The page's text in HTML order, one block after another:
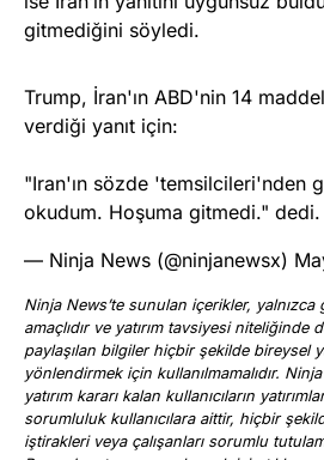
gitmediğini söyledi.
Trump, İran'ın ABD'nin 14
verdiği yanıt için:
"Iran'ın sözde 'temsilcileri'nden
okudum. Hoşuma gitmedi." dedi.
— Ninja News (@ninjanewsx)
Ninja News’te sunulan içerikler,
amaçlıdır ve yatırım tavsiyesi niteliğinde
paylaşılan bilgiler hiçbir şekilde bireysel
yönlendirmek için kullanılmamalıdır.
yatırım kararı kalan kullanıcıların
sorumluluk kullanıcılara aittir, hiçbir
iştirakleri veya çalışanları sorumlu